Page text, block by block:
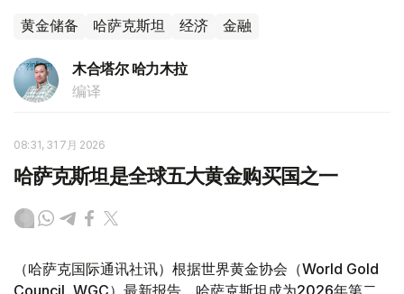
黄金储备 哈萨克斯坦 经济 金融
木合塔尔 哈力木拉
编译
08:31, 31 7月 2026
哈萨克斯坦是全球五大黄金购买国之一
（哈萨克国际通讯社讯）根据世界黄金协会（World Gold